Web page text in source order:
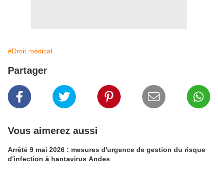
#Droit médical
Partager
Vous aimerez aussi
Arrêté 9 mai 2026 : mesures d'urgence de gestion du risque
d'infection à hantavirus Andes